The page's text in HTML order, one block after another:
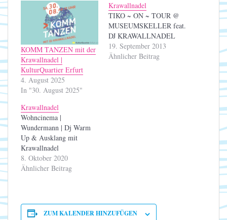
KOMM TANZEN mit der
Krawallnadel |
KulturQuartier Erfurt
4. August 2025
In "30. August 2025"
Krawallnadel
TIKO ~ ON ~ TOUR @
MUSEUMSKELLER feat.
DJ KRAWALLNADEL
19. September 2013
Ähnlicher Beitrag
Krawallnadel
Wohncinema |
Wundermann | Dj Warm
Up & Ausklang mit
Krawallnadel
8. Oktober 2020
Ähnlicher Beitrag
ZUM KALENDER HINZUFÜGEN